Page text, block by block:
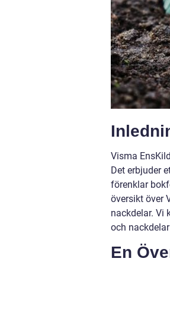
Visma
Det erbjuder
förenklar
översikt över
nackdelar. Vi
och
En